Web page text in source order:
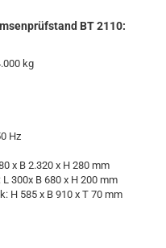
BT 2110:
kg
Hz
x B 2.320 x H 280 mm
300x B 680 x H 200 mm
H 585 x B 910 x T 70 mm